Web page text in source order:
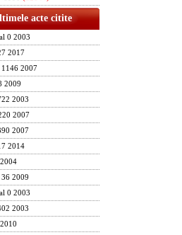
acte citite
0 2003
2017
1146 2007
2009
2003
2007
2007
2014
36 2009
0 2003
2003